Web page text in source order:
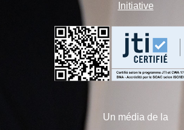
Initiative
Un média de la